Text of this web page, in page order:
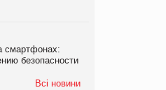
смартфонах:
безопасности
Всі новини